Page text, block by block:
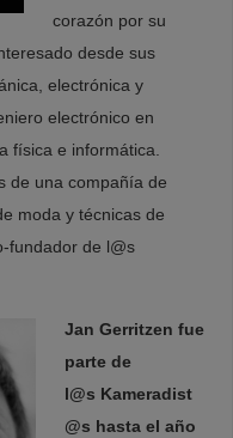
corazón por su
desde sus
electrónica y
electrónico en
física e informática.
de una compañía de
moda y técnicas de
fundador de l@s
Jan Gerritzen fue
parte de
l@s‎ Kameradist
@s hasta el año